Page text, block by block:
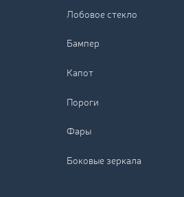
Лобовое стекло
Бампер
Капот
Пороги
Фары
Боковые зеркала